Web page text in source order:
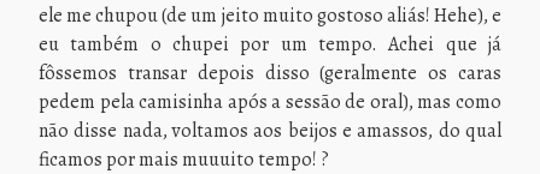
ele me chupou (de um jeito muito gostoso aliás! Hehe), e
eu também o chupei por um tempo. Achei que já
fôssemos transar depois disso (geralmente os caras
pedem pela camisinha após a sessão de oral), mas como
não disse nada, voltamos aos beijos e amassos, do qual
ficamos por mais muuuito tempo! ?